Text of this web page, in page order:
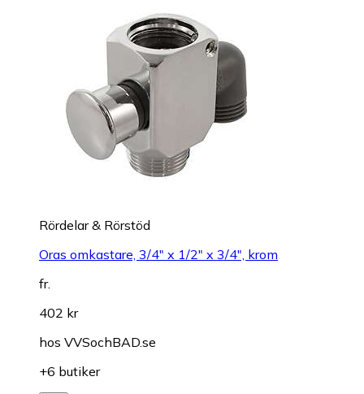
Rördelar & Rörstöd
Oras omkastare, 3/4" x 1/2" x 3/4", krom
fr.
402 kr
hos VVSochBAD.se
+6 butiker